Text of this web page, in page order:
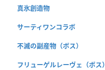
真氷創造物
サーティワンコラボ
不滅の副産物（ボス）
フリューゲルレーヴェ（ボス）